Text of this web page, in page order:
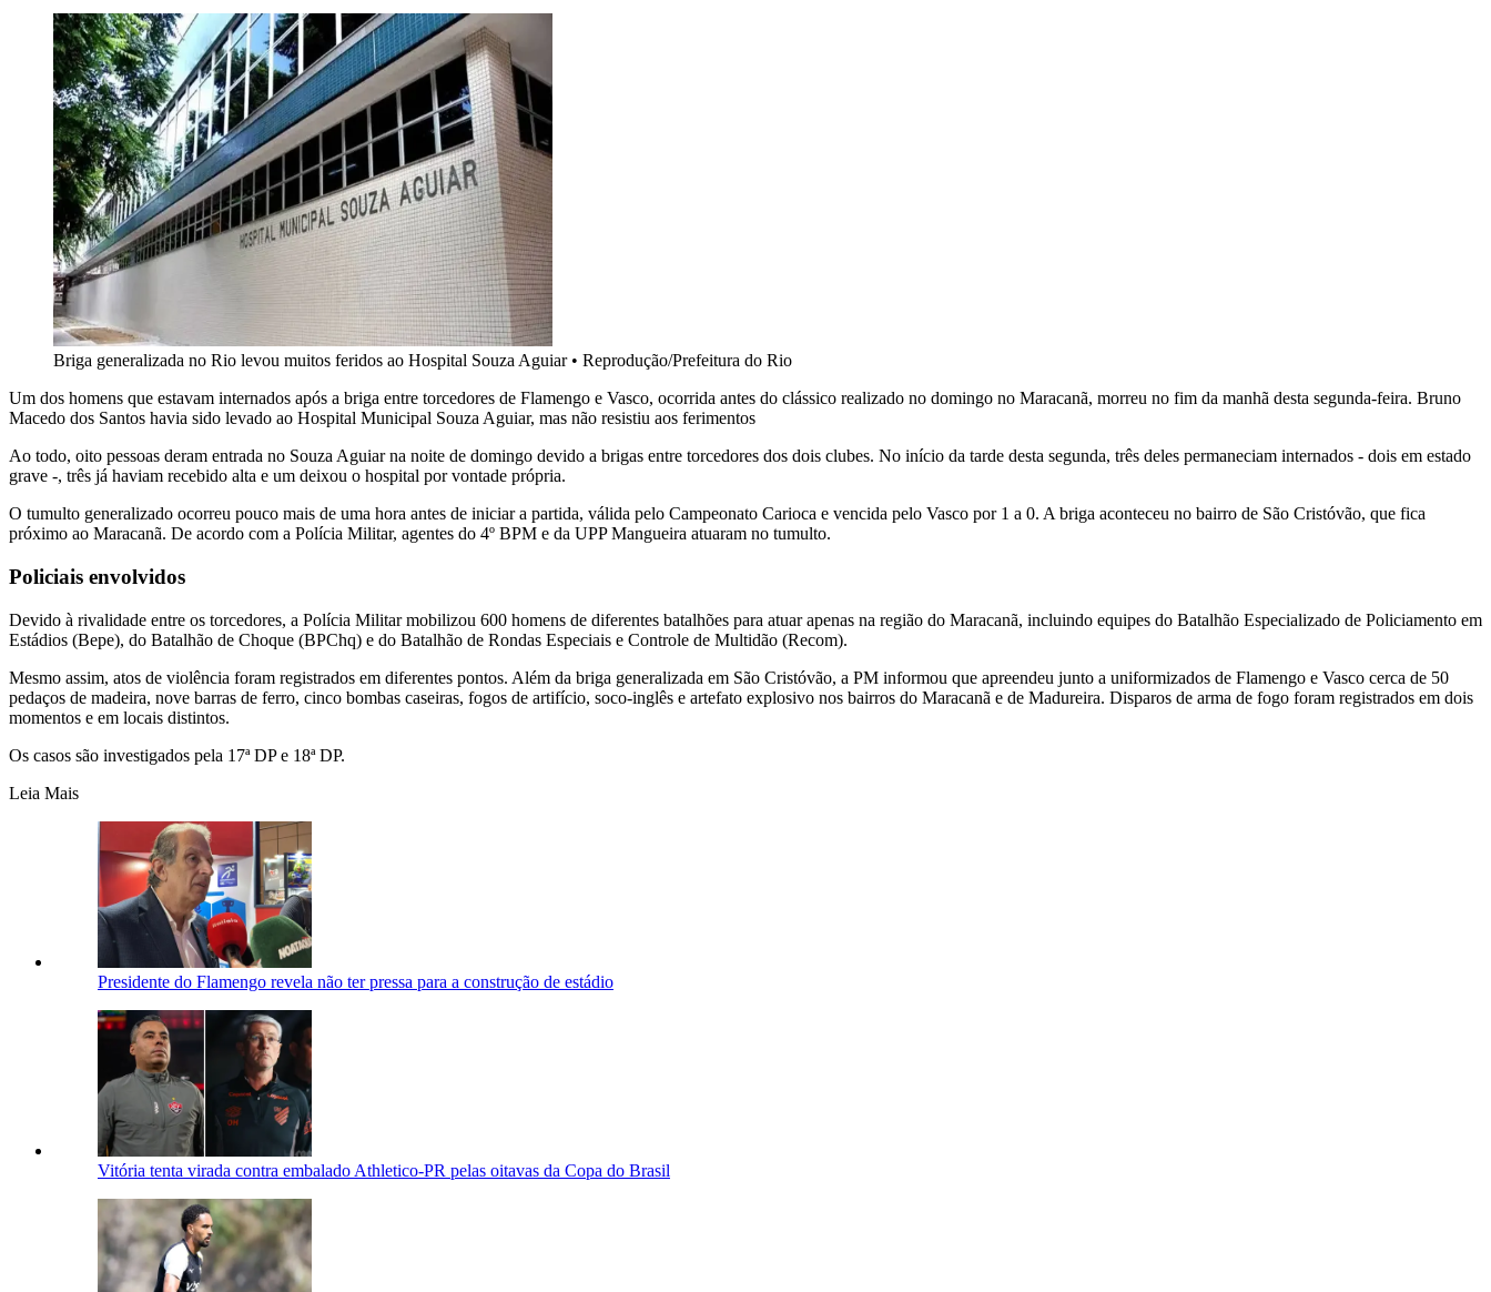
Briga generalizada no Rio levou muitos feridos ao Hospital Souza Aguiar• Reprodução/Prefeitura do Rio
Um dos homens que estavam internados após a briga entre torcedores de Flamengo e Vasco, ocorrida antes do clássico realizado no domingo no Maracanã, morreu no fim da manhã desta segunda-feira. Bruno
Macedo dos Santos havia sido levado ao Hospital Municipal Souza Aguiar, mas não resistiu aos ferimentos
Ao todo, oito pessoas deram entrada no Souza Aguiar na noite de domingo devido a brigas entre torcedores dos dois clubes. No início da tarde desta segunda, três deles permaneciam internados - dois em estado
grave -, três já haviam recebido alta e um deixou o hospital por vontade própria.
O tumulto generalizado ocorreu pouco mais de uma hora antes de iniciar a partida, válida pelo Campeonato Carioca e vencida pelo Vasco por 1 a 0. A briga aconteceu no bairro de São Cristóvão, que fica
próximo ao Maracanã. De acordo com a Polícia Militar, agentes do 4º BPM e da UPP Mangueira atuaram no tumulto.
Policiais envolvidos
Devido à rivalidade entre os torcedores, a Polícia Militar mobilizou 600 homens de diferentes batalhões para atuar apenas na região do Maracanã, incluindo equipes do Batalhão Especializado de Policiamento em
Estádios (Bepe), do Batalhão de Choque (BPChq) e do Batalhão de Rondas Especiais e Controle de Multidão (Recom).
Mesmo assim, atos de violência foram registrados em diferentes pontos. Além da briga generalizada em São Cristóvão, a PM informou que apreendeu junto a uniformizados de Flamengo e Vasco cerca de 50
pedaços de madeira, nove barras de ferro, cinco bombas caseiras, fogos de artifício, soco-inglês e artefato explosivo nos bairros do Maracanã e de Madureira. Disparos de arma de fogo foram registrados em dois
momentos e em locais distintos.
Os casos são investigados pela 17ª DP e 18ª DP.
Leia Mais
Presidente do Flamengo revela não ter pressa para a construção de estádio
Vitória tenta virada contra embalado Athletico-PR pelas oitavas da Copa do Brasil